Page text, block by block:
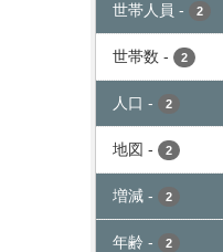
世帯人員 - 2
世帯数 - 2
人口 - 2
地図 - 2
増減 - 2
年齢 - 2